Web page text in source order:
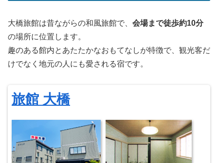
大橋旅館は昔ながらの和風旅館で、 会場まで徒歩約10分
の場所に位置します。
趣のある館内とあたたかなおもてなしが特徴で、観光客だ
けでなく地元の人にも愛される宿です。
旅館 大橋